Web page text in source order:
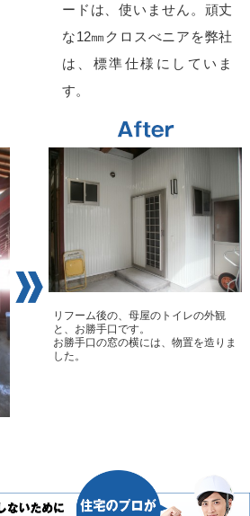
ードは、使いません。頑丈
な12㎜クロスべニアを弊社
は、標準仕様にしていま
す。
リフーム後の、母屋のトイレの外観
と、お勝手口です。
お勝手口の窓の横には、物置を造りま
した。